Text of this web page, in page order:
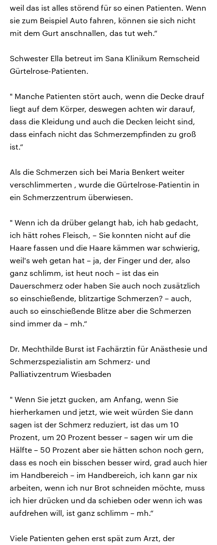
weil das ist alles störend für so einen Patienten. Wenn
sie zum Beispiel Auto fahren, können sie sich nicht
mit dem Gurt anschnallen, das tut weh.“
Schwester Ella betreut im Sana Klinikum Remscheid
Gürtelrose-Patienten.
" Manche Patienten stört auch, wenn die Decke drauf
liegt auf dem Körper, deswegen achten wir darauf,
dass die Kleidung und auch die Decken leicht sind,
dass einfach nicht das Schmerzempfinden zu groß
ist.“
Als die Schmerzen sich bei Maria Benkert weiter
verschlimmerten , wurde die Gürtelrose-Patientin in
ein Schmerzzentrum überwiesen.
" Wenn ich da drüber gelangt hab, ich hab gedacht,
ich hätt rohes Fleisch, – Sie konnten nicht auf die
Haare fassen und die Haare kämmen war schwierig,
weil's weh getan hat – ja, der Finger und der, also
ganz schlimm, ist heut noch – ist das ein
Dauerschmerz oder haben Sie auch noch zusätzlich
so einschießende, blitzartige Schmerzen? – auch,
auch so einschießende Blitze aber die Schmerzen
sind immer da – mh.“
Dr. Mechthilde Burst ist Fachärztin für Anästhesie und
Schmerzspezialistin am Schmerz- und
Palliativzentrum Wiesbaden
" Wenn Sie jetzt gucken, am Anfang, wenn Sie
hierherkamen und jetzt, wie weit würden Sie dann
sagen ist der Schmerz reduziert, ist das um 10
Prozent, um 20 Prozent besser – sagen wir um die
Hälfte – 50 Prozent aber sie hätten schon noch gern,
dass es noch ein bisschen besser wird, grad auch hier
im Handbereich – im Handbereich, ich kann gar nix
arbeiten, wenn ich nur Brot schneiden möchte, muss
ich hier drücken und da schieben oder wenn ich was
aufdrehen will, ist ganz schlimm – mh.“
Viele Patienten gehen erst spät zum Arzt, der